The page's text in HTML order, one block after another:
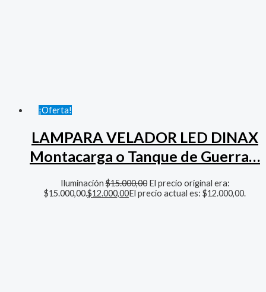
¡Oferta!
LAMPARA VELADOR LED DINAX
Montacarga o Tanque de Guerra…
Iluminación$15.000,00 El precio original era:
$15.000,00.$12.000,00El precio actual es: $12.000,00.